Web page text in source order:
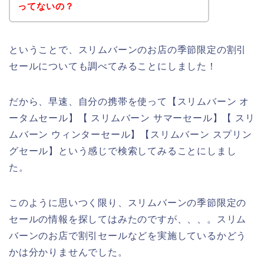
ってないの？
ということで、スリムバーンのお店の季節限定の割引
セールについても調べてみることにしました！
だから、早速、自分の携帯を使って【スリムバーン オ
ータムセール】【 スリムバーン サマーセール】【 スリ
ムバーン ウィンターセール】【スリムバーン スプリン
グセール】という感じで検索してみることにしまし
た。
このように思いつく限り、スリムバーンの季節限定の
セールの情報を探してはみたのですが、、、。スリム
バーンのお店で割引セールなどを実施しているかどう
かは分かりませんでした。